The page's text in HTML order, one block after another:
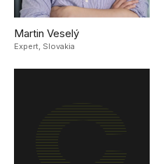
Martin Veselý
Expert, Slovakia